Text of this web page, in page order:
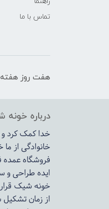
تماس با ما
هفت روز هفته ، از ساعت 10:00
درباره
خدا کمک کرد
خانوادگی از
فروشگاه
ایده طراحی و ساخت
خونه شیک قرار گرفت و در
از زمان